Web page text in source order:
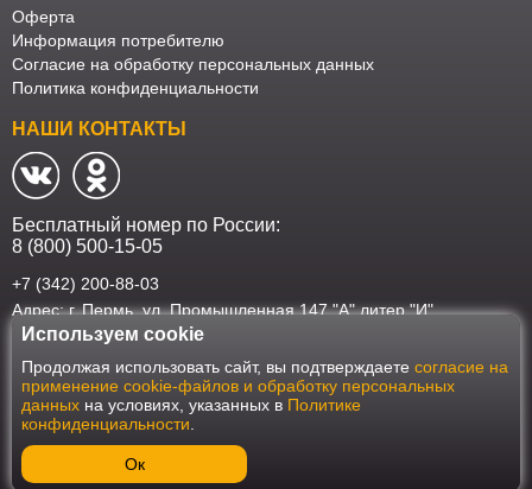
Оферта
Информация потребителю
Согласие на обработку персональных данных
Политика конфиденциальности
НАШИ КОНТАКТЫ
Бесплатный номер по России:
8 (800) 500-15-05
+7 (342) 200-88-03
Адрес: г. Пермь, ул. Промышленная 147 "А" литер "И"
Наш интернет-магазин работает в соответствии с требованиями
Федерального закона от 27 июля 2006 года №152-ФЗ "О персональных
данных". Оформить заказ на сайте Мебеласка возможно только при
наличии согласия на обработку Ваших персональных данных. Для
улучшения работы сайта и его взаимодействия с пользователями мы
используем файлы cookie. Продолжая пользоваться сайтом, вы
соглашаетесь с использованием cookie.
Используем cookie
Продолжая использовать сайт, вы подтверждаете согласие на
применение cookie-файлов и обработку персональных
данных на условиях, указанных в Политике
конфиденциальности
Ок